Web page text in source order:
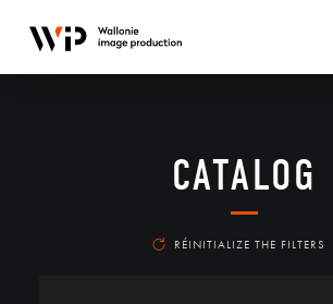
CATALOG
RÉINITIALIZE THE FILTERS